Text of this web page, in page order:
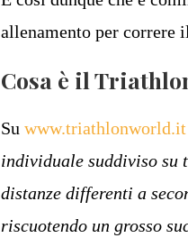
allenamento per correre
Cosa è il
Suwww.triathlonworld.it
individuale suddiviso su
distanze differenti a
riscuotendo un grosso